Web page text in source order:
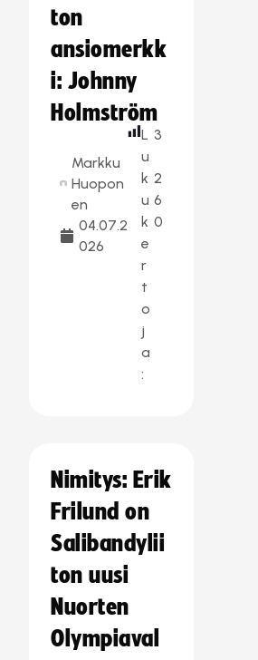
ton
ansiomerkk
i: Johnny
Holmström
Markku
Huopon
en
04.07.2
026
L
u
k
u
k
e
r
t
o
j
a
:
3
2
6
0
Nimitys: Erik
Frilund on
Salibandylii
ton uusi
Nuorten
Olympiaval